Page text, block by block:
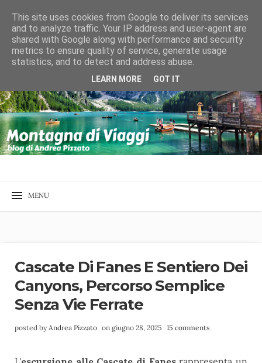
Cascate Di Fanes E Sentiero Dei
Canyons, Percorso Semplice
Senza Vie Ferrate
posted by Andrea Pizzato on giugno 28, 2025 15 comments
This site uses cookies from Google to deliver its services
and to analyze traffic. Your IP address and user-agent are
shared with Google along with performance and security
metrics to ensure quality of service, generate usage
statistics, and to detect and address abuse.
LEARN MORE GOT IT